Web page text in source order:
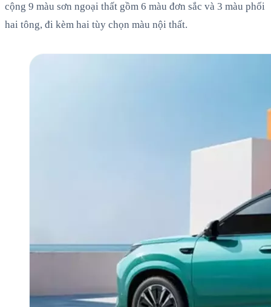
cộng 9 màu sơn ngoại thất gồm 6 màu đơn sắc và 3 màu phối
hai tông, đi kèm hai tùy chọn màu nội thất.